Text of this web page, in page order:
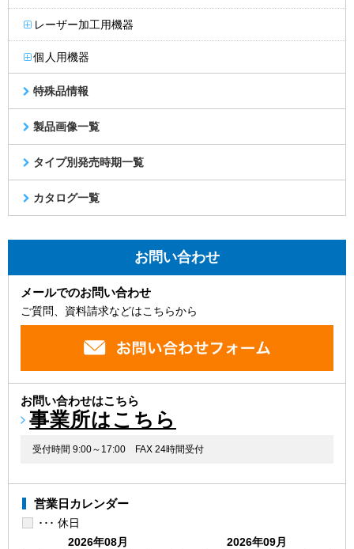
レーザー加工用機器
個人用機器
特殊品情報
製品画像一覧
タイプ別発売時期一覧
カタログ一覧
お問い合わせ
メールでのお問い合わせ
ご質問、資料請求などはこちらから
お問い合わせはこちら
事業所はこちら
受付時間 9:00～17:00 FAX 24時間受付
営業日カレンダー
･･･ 休日
2026年08月
2026年09月